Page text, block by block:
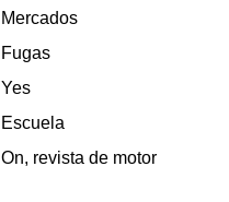
Mercados
Fugas
Yes
Escuela
On, revista de motor